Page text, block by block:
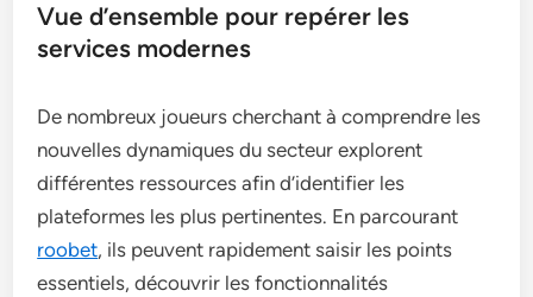
Vue d’ensemble pour repérer les
services modernes
De nombreux joueurs cherchant à comprendre les
nouvelles dynamiques du secteur explorent
différentes ressources afin d’identifier les
plateformes les plus pertinentes. En parcourant
roobet, ils peuvent rapidement saisir les points
essentiels, découvrir les fonctionnalités